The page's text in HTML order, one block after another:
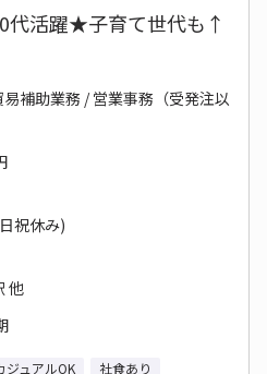
代活躍★子育て世代も↑
補助業務 / 営業事務（受発注以
祝休み)
他
ジュアルOK 社食あり